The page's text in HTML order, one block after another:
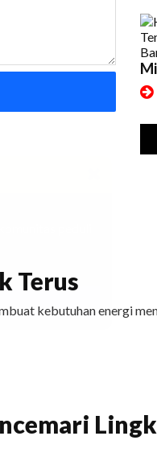
Terus
kebutuhan energi